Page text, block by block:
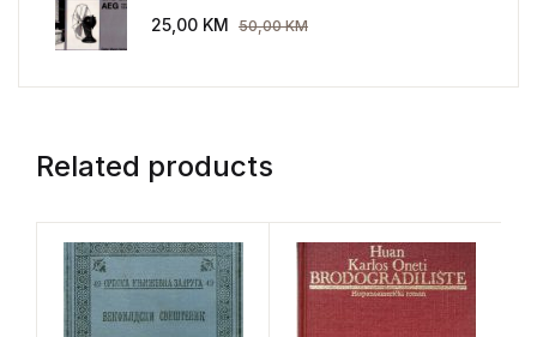
AEG 1907-1914.
25,00 KM 50,00KM
Related products